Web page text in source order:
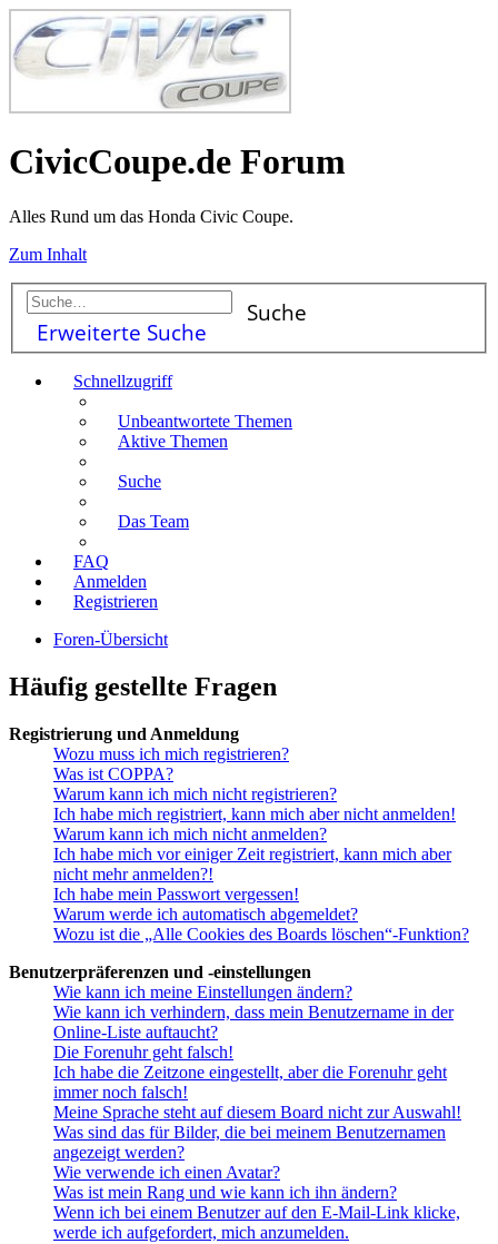
CivicCoupe.de Forum
Alles Rund um das Honda Civic Coupe.
Zum Inhalt
Suche
Erweiterte Suche
Schnellzugriff
Unbeantwortete Themen
Aktive Themen
Suche
Das Team
FAQ
Anmelden
Registrieren
Foren-Übersicht
Häufig gestellte Fragen
Registrierung und Anmeldung
Wozu muss ich mich registrieren?
Was ist COPPA?
Warum kann ich mich nicht registrieren?
Ich habe mich registriert, kann mich aber nicht anmelden!
Warum kann ich mich nicht anmelden?
Ich habe mich vor einiger Zeit registriert, kann mich aber
nicht mehr anmelden?!
Ich habe mein Passwort vergessen!
Warum werde ich automatisch abgemeldet?
Wozu ist die „Alle Cookies des Boards löschen“-Funktion?
Benutzerpräferenzen und -einstellungen
Wie kann ich meine Einstellungen ändern?
Wie kann ich verhindern, dass mein Benutzername in der
Online-Liste auftaucht?
Die Forenuhr geht falsch!
Ich habe die Zeitzone eingestellt, aber die Forenuhr geht
immer noch falsch!
Meine Sprache steht auf diesem Board nicht zur Auswahl!
Was sind das für Bilder, die bei meinem Benutzernamen
angezeigt werden?
Wie verwende ich einen Avatar?
Was ist mein Rang und wie kann ich ihn ändern?
Wenn ich bei einem Benutzer auf den E-Mail-Link klicke,
werde ich aufgefordert, mich anzumelden.